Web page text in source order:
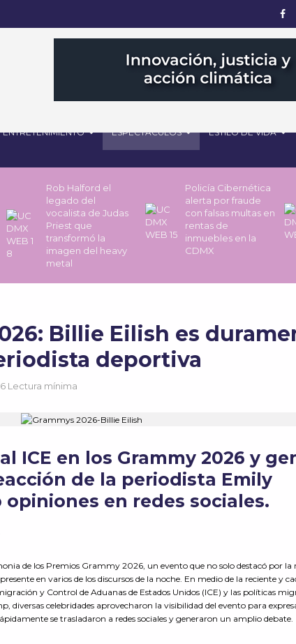
ENTRETENIMIENTO ESPECTÁCULOS ESTILO DE VIDA
Rob Halford el
legado del
vocalista de Judas
Priest que
transformó la
imagen del heavy
metal
Policía Cibernética
alerta por fraude
con falsas multas en
rentas de
inmuebles en la
CDMX
Billie Eilish es
deportiva
Lectura mínima
ICE en los Grammy 2026 y
de la periodista Emily
en redes sociales.
de los Premios Grammy 2026, un evento que no solo destacó por la
en varios de los discursos de la noche. En medio de la reciente y
y Control de Aduanas de Estados Unidos (ICE) y las políticas
diversas celebridades aprovecharon la visibilidad del evento para
se trasladaron a redes sociales y generaron un amplio debate.